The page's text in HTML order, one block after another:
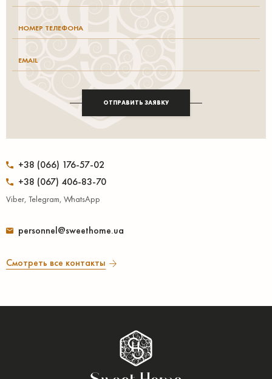
+38 (066) 176-57-02
+38 (067) 406-83-70
Viber, Telegram, WhatsApp
personnel@sweethome.ua
Смотреть все контакты
ОТПРАВИТЬ ЗАЯВКУ